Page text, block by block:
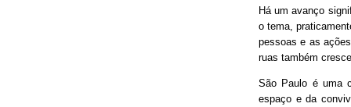
Há um avanço
o tema,
pessoas e as
ruas também
São Paulo é uma
espaço e da